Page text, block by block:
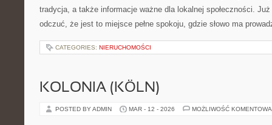
tradycja, a także informacje ważne dla lokalnej społeczności.
odczuć, że jest to miejsce pełne spokoju, gdzie słowo ma
CATEGORIES: NIERUCHOMOŚCI
KOLONIA (KÖLN)
POSTED BY ADMIN MAR - 12 - 2026 MOŻLIWOŚĆ